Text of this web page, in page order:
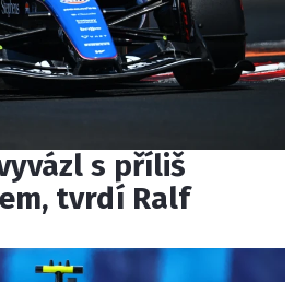
s příliš
tvrdí Ralf